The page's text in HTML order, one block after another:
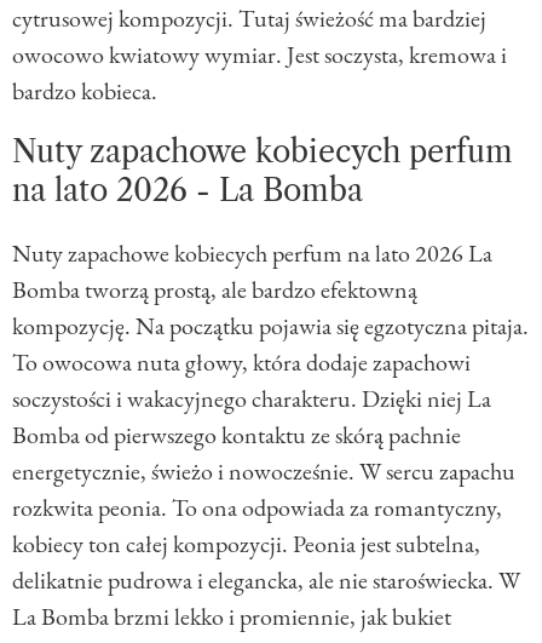
cytrusowej kompozycji. Tutaj świeżość ma bardziej
owocowo kwiatowy wymiar. Jest soczysta, kremowa i
bardzo kobieca.
Nuty zapachowe kobiecych perfum
na lato 2026 - La Bomba
Nuty zapachowe kobiecych perfum na lato 2026 La
Bomba tworzą prostą, ale bardzo efektowną
kompozycję. Na początku pojawia się egzotyczna pitaja.
To owocowa nuta głowy, która dodaje zapachowi
soczystości i wakacyjnego charakteru. Dzięki niej La
Bomba od pierwszego kontaktu ze skórą pachnie
energetycznie, świeżo i nowocześnie. W sercu zapachu
rozkwita peonia. To ona odpowiada za romantyczny,
kobiecy ton całej kompozycji. Peonia jest subtelna,
delikatnie pudrowa i elegancka, ale nie staroświecka. W
La Bomba brzmi lekko i promiennie, jak bukiet